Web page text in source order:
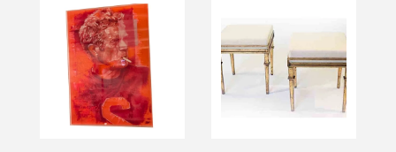
VOS INFORMATIONS :
Nom*